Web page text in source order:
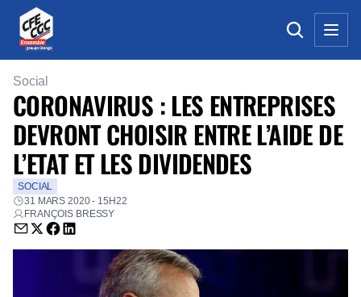
Social
CORONAVIRUS : LES ENTREPRISES
DEVRONT CHOISIR ENTRE L’AIDE DE
L’ETAT ET LES DIVIDENDES
SOCIAL
31 MARS 2020 - 15H22
FRANÇOIS BRESSY
Envoyer par email (nouvelle fenêtre)
Partager sur Twitter (nouvelle fenêtre)
Partager sur Facebook (nouvelle fenêtre)
Partager sur LinkedIn (nouvelle fenêtre)